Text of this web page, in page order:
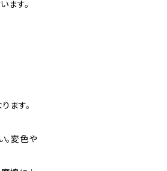
ます。
ます。
。変色や